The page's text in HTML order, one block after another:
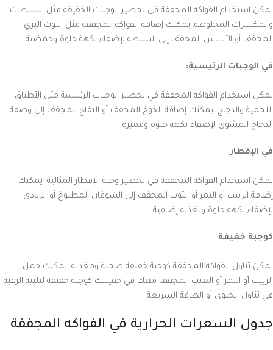
يمكن استخدام الفواكه المجففة في تحضير الوجبات الخفيفة مثل السلطات
والمكسرات المخلوطة. يمكنك إضافة الفواكه المجففة مثل التوت البري
المجفف أو الأناناس المجفف إلى السلطة لإضفاء نكهة حلوة وحمضية.
في الوجبات الرئيسية:
يمكن استخدام الفواكه المجففة في تحضير الوجبات الرئيسية مثل الأطباق
اللحمية والدجاج. يمكنك إضافة الخوخ المجفف أو التفاح المجفف إلى وصفة
الدجاج المشوي لإضفاء نكهة حلوة ومميزة.
في الإفطار
يمكن استخدام الفواكه المجففة في تحضير وجبة الإفطار المثالية. يمكنك
إضافة الزبيب أو التمر أو التوت المجفف إلى الشوفان المطبوخ أو الزبادي
لإضفاء نكهة حلوة وتغذية إضافية.
كوجبة خفيفة
يمكن تناول الفواكه المجففة كوجبة خفيفة صحية ومغذية. يمكنك حمل
الزبيب أو التمر أو العنب المجفف معك في حقيبتك كوجبة خفيفة لتلبية الرغبة
في تناول الحلوى أو الطاقة السريعة.
جدول السعرات الحرارية في الفواكه المجففة